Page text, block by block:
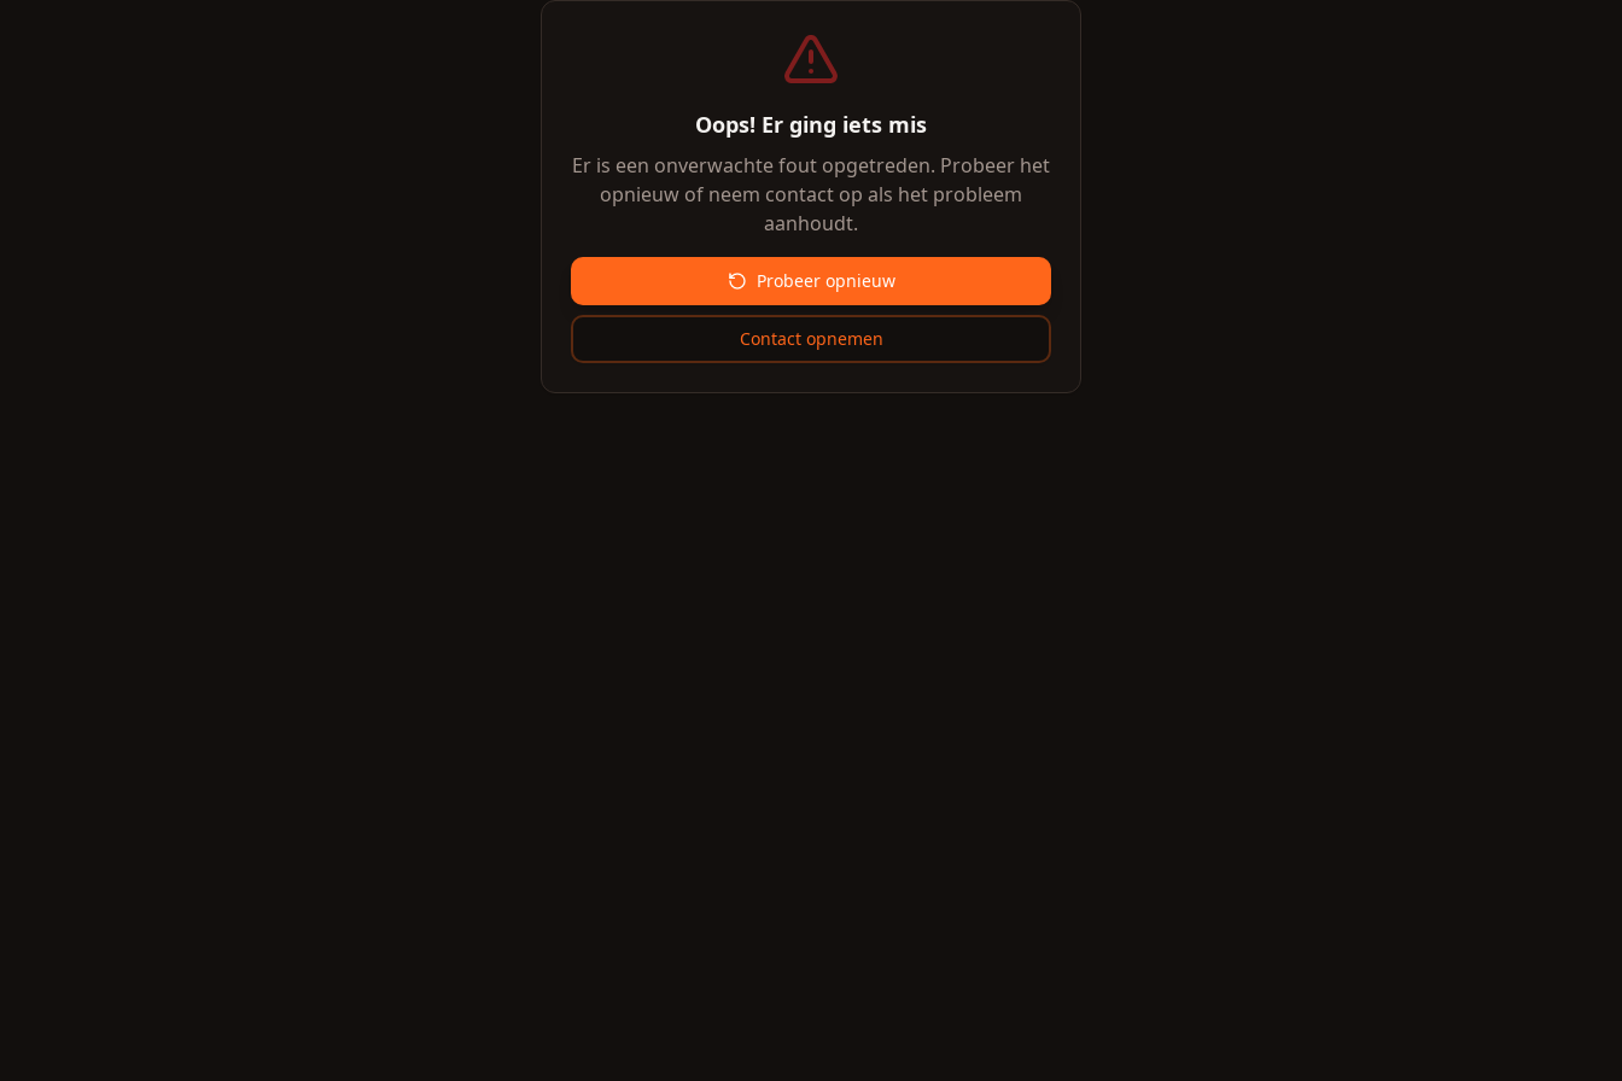
Oops! Er ging iets mis
Er is een onverwachte fout opgetreden. Probeer het
opnieuw of neem contact op als het probleem
aanhoudt.
Probeer opnieuw
Contact opnemen